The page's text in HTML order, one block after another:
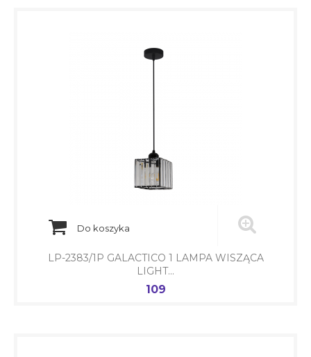
Do koszyka
LP-2383/1P GALACTICO 1 LAMPA WISZĄCA
LIGHT...
Cena
109